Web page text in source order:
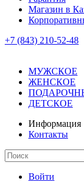
Магазин в
+7 (843) 210-52-48
МУЖСКОЕ
ЖЕНСКОЕ
ДЕТСКОЕ
Информация
Контакты
Войти